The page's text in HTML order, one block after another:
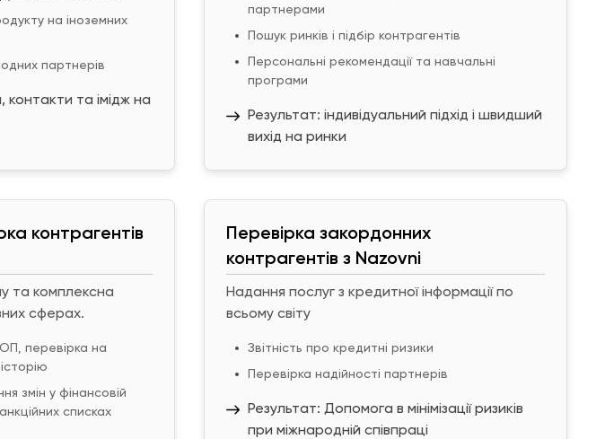
на іноземних
партнерів
контакти та імідж на
партнерами
Пошук ринків і підбір контрагентів
Персональні рекомендації та навчальні
програми
Результат: індивідуальний підхід і швидший
вихід на ринки
контрагентів
та комплексна
сферах.
перевірка на
змін у фінансовій
списках
Перевірка закордонних
контрагентів з Nazovni
Надання послуг з кредитної інформації по
всьому світу
Звітність про кредитні ризики
Перевірка надійності партнерів
Результат: Допомога в мінімізації ризиків
при міжнародній співпраці